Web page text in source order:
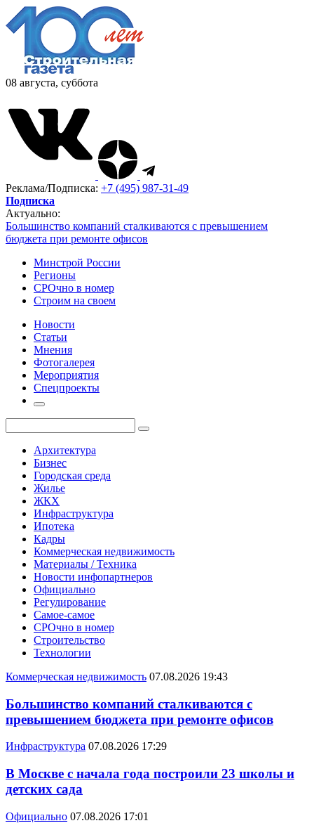
08 августа, суббота
Реклама/Подписка: +7 (495) 987-31-49
Подписка
Актуально:
Большинство компаний сталкиваются с превышением
бюджета при ремонте офисов
Минстрой России
Регионы
СРОчно в номер
Строим на своем
Новости
Статьи
Мнения
Фотогалерея
Мероприятия
Спецпроекты
Архитектура
Бизнес
Городская среда
Жилье
ЖКХ
Инфраструктура
Ипотека
Кадры
Коммерческая недвижимость
Материалы / Техника
Новости инфопартнеров
Официально
Регулирование
Самое-самое
СРОчно в номер
Строительство
Технологии
Коммерческая недвижимость 07.08.2026 19:43
Большинство компаний сталкиваются с
превышением бюджета при ремонте офисов
Инфраструктура 07.08.2026 17:29
В Москве с начала года построили 23 школы и
детских сада
Официально 07.08.2026 17:01